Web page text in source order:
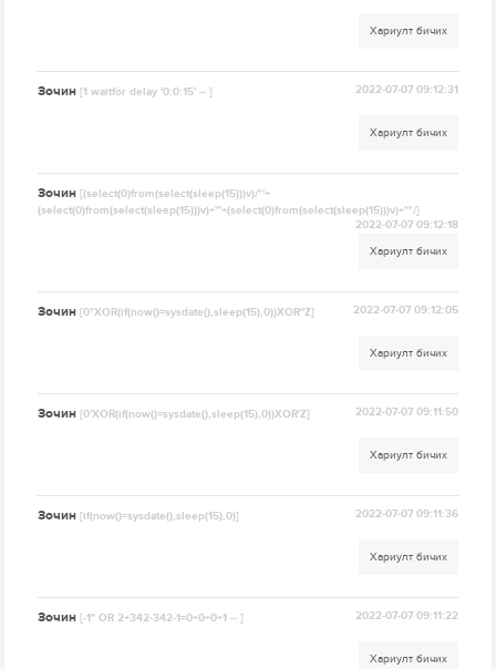
Хариулт бичих
Зочин[1 waitfor delay '0:0:15' -- ] 2022-07-07 09:12:31
Хариулт бичих
Зочин[(select(0)from(select(sleep(15)))v)/*'+
(select(0)from(select(sleep(15)))v)+'"+(select(0)from(select(sleep(15)))v)+"*/]
2022-07-07 09:12:18
Хариулт бичих
Зочин[0"XOR(if(now()=sysdate(),sleep(15),0))XOR"Z] 2022-07-07 09:12:05
Хариулт бичих
Зочин[0'XOR(if(now()=sysdate(),sleep(15),0))XOR'Z] 2022-07-07 09:11:50
Хариулт бичих
Зочин[if(now()=sysdate(),sleep(15),0)] 2022-07-07 09:11:36
Хариулт бичих
Зочин[-1" OR 2+342-342-1=0+0+0+1 -- ] 2022-07-07 09:11:22
Хариулт бичих